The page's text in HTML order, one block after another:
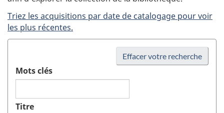
Triez les acquisitions par date de catalogage pour voir
les plus récentes.
Effacer votre recherche
Mots clés
Titre